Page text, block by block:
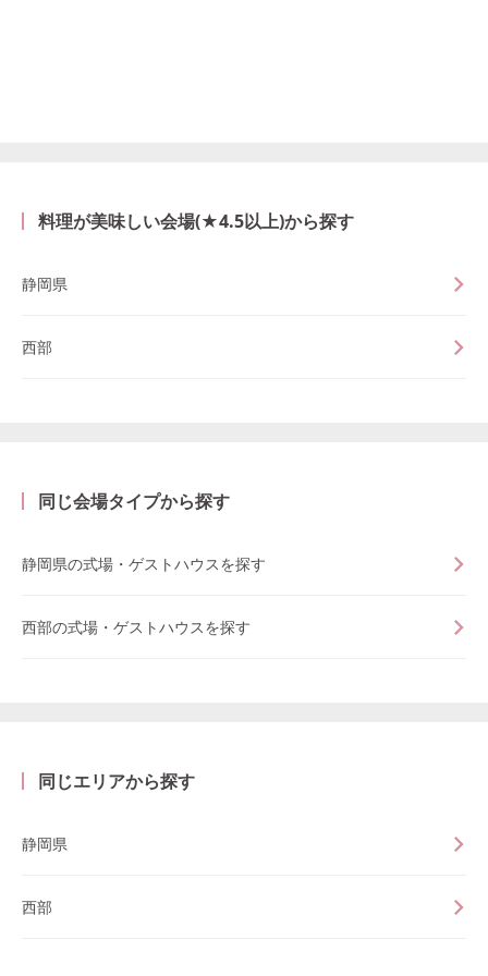
料理が美味しい会場(★4.5以上)から探す
静岡県
西部
同じ会場タイプから探す
静岡県の式場・ゲストハウスを探す
西部の式場・ゲストハウスを探す
同じエリアから探す
静岡県
西部